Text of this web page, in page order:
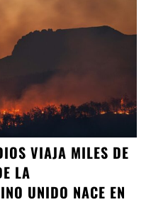
VIAJA MILES DE
LA
UNIDO NACE EN